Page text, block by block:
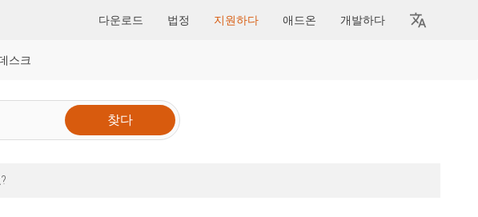
다운로드 법정 지원하다 애드온 개발하다
스크